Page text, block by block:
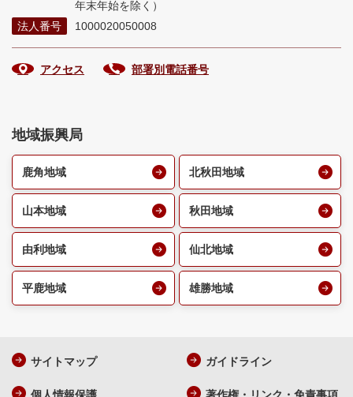
年末年始を除く）
法人番号
1000020050008
アクセス 部署別電話番号
地域振興局
鹿角地域 北秋田地域
山本地域 秋田地域
由利地域 仙北地域
平鹿地域 雄勝地域
サイトマップ ガイドライン